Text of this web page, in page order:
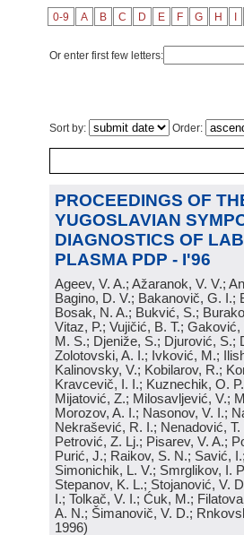
0-9 A B C D E F G H
Or enter first few letters:
Sort by: Order:
PROCEEDINGS OF
YUGOSLAVIAN
DIAGNOSTICS OF
PLASMA PDP - I'96
Ageev, V. A.; Ažaranok, V. V.;
Bagino, D. V.; Bakanovič, G. I.;
Bosak, N. A.; Bukvić, S.;
Vitaz, P.; Vujičić, B. T.;
M. S.; Djeniže, S.; Djurović, S.;
Zolotovski, A. I.; Ivković, M.;
Kalinovsky, V.; Kobilarov, R.;
Kravcevič, I. I.; Kuznechik, O.
Mijatović, Z.; Milosavljević, V.;
Morozov, A. I.; Nasonov, V. I.;
Nekrašević, R. I.; Nenadović,
Petrović, Z. Lj.; Pisarev, V. A.;
Purić, J.; Raikov, S. N.; Savić,
Simonichik, L. V.; Smrglikov, I.
Stepanov, K. L.; Stojanović, V.
I.; Tolkač, V. I.; Ćuk, M.;
A. N.; Šimanovič, V. D.;
1996)